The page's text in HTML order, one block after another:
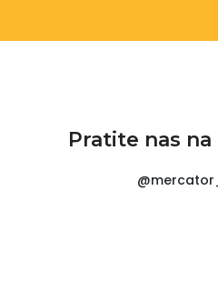
Pratite nas